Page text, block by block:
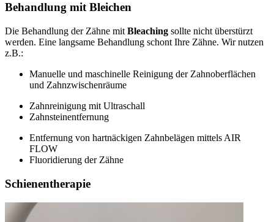
Behandlung mit Bleichen
Die Behandlung der Zähne mit Bleaching sollte nicht überstürzt
werden. Eine langsame Behandlung schont Ihre Zähne. Wir nutzen
z.B.:
Manuelle und maschinelle Reinigung der Zahnoberflächen
und Zahnzwischenräume
Zahnreinigung mit Ultraschall
Zahnsteinentfernung
Entfernung von hartnäckigen Zahnbelägen mittels AIR
FLOW
Fluoridierung der Zähne
Schienentherapie